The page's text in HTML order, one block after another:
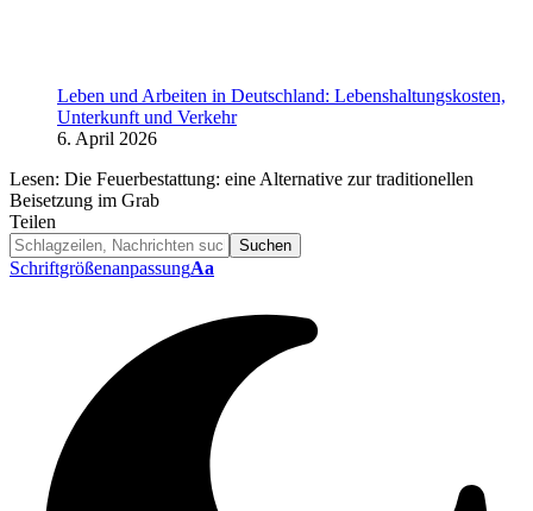
Leben und Arbeiten in Deutschland: Lebenshaltungskosten,
Unterkunft und Verkehr
6. April 2026
Lesen: Die Feuerbestattung: eine Alternative zur traditionellen
Beisetzung im Grab
Teilen
SchriftgrößenanpassungAa